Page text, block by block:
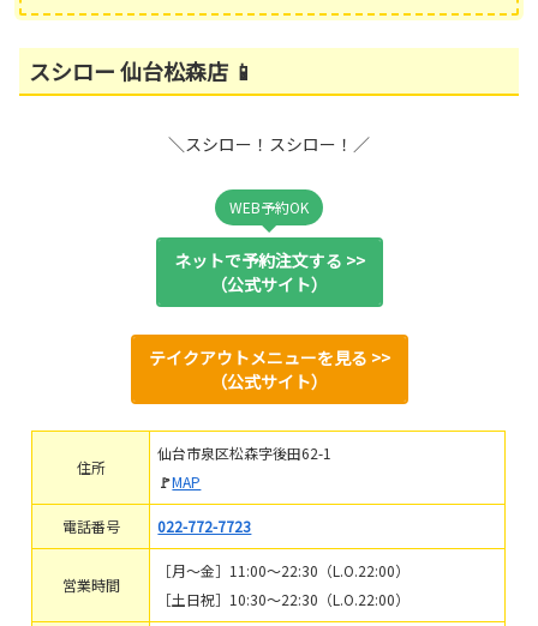
スシロー 仙台松森店 📱
＼スシロー！スシロー！／
WEB予約OK
ネットで予約注文する >>
（公式サイト）
テイクアウトメニューを見る >>
（公式サイト）
住所
仙台市泉区松森字後田62-1
🚩MAP
電話番号 022-772-7723
営業時間
［月～金］11:00～22:30（L.O.22:00）
［土日祝］10:30～22:30（L.O.22:00）